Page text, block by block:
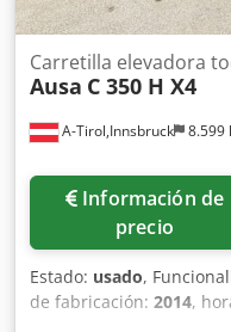
A-Tirol,Innsbruck 8.599
Carretilla elevadora
Ausa C 350 H X4
Información de
precio
Estado: usado,
de fabricación: 2014,